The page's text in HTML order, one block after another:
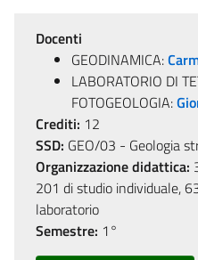
Docenti
GEODINAMICA:
LABORATORIO DI
FOTOGEOLOGIA:
Crediti: 12
SSD: GEO/03 - Geologia
Organizzazione didattica:
201 di studio individuale,
laboratorio
Semestre: 1°